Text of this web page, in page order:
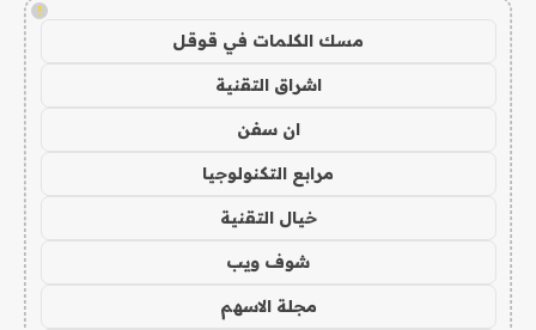
!
مسك الكلمات في قوقل
اشراق التقنية
ان سفن
مرابع التكنولوجيا
خيال التقنية
شوف ويب
مجلة الاسهم